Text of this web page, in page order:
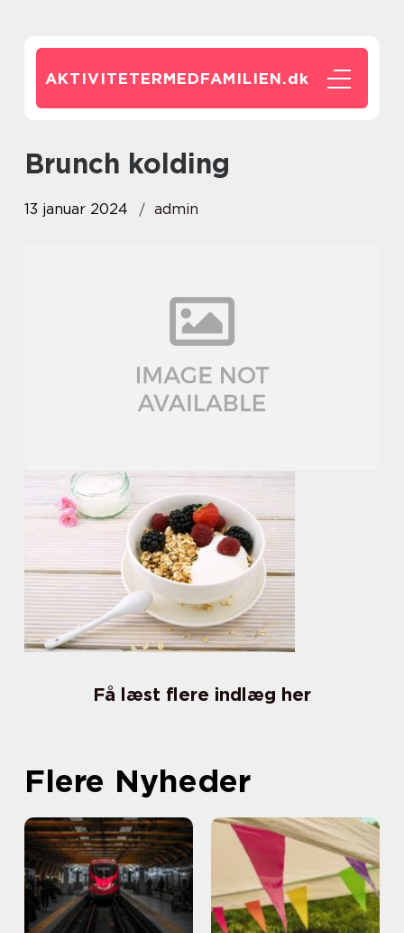
AKTIVITETERMEDFAMILIEN.dk
brunch kolding
13 januar 2024 admin
Få læst flere indlæg her
Flere Nyheder